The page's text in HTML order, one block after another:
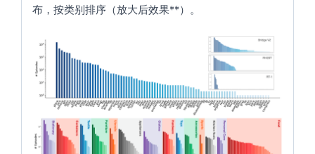
布，按类别排序（放大后效果**）。